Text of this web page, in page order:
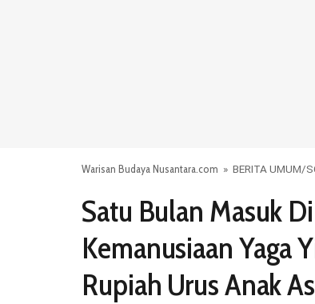
Warisan Budaya Nusantara.com » BERITA UMUM/
Satu Bulan Masuk
Kemanusiaan Yaga
Rupiah Urus Anak